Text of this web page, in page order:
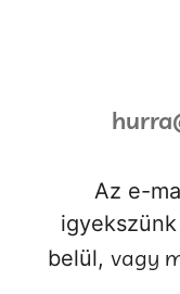
Az e-
belül, vagy